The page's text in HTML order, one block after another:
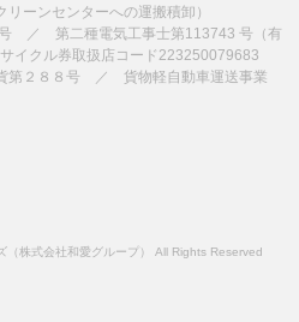
リーンセンターへの運搬積卸）
／ 第二種電気工事士第113743 号（有
クル券取扱店コード223250079683
第２８８号 ／ 貨物軽自動車運送事業
株式会社和愛グループ） All Rights Reserved